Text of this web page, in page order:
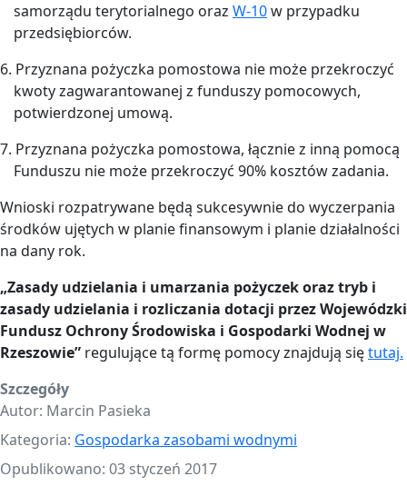
samorządu terytorialnego oraz W-10w przypadku
przedsiębiorców.
6. Przyznana pożyczka pomostowa nie może przekroczyć
kwoty zagwarantowanej z funduszy pomocowych,
potwierdzonej umową.
7. Przyznana pożyczka pomostowa, łącznie z inną pomocą
Funduszu nie może przekroczyć 90% kosztów zadania.
Wnioski rozpatrywane będą sukcesywnie do wyczerpania
środków ujętych w planie finansowym i planie działalności
na dany rok.
„Zasady udzielania i umarzania pożyczek oraz tryb i
zasady udzielania i rozliczania dotacji przez Wojewódzki
Fundusz Ochrony Środowiska i Gospodarki Wodnej w
Rzeszowie” regulujące tą formę pomocy znajdują siętutaj.
Szczegóły
Autor: Marcin Pasieka
Kategoria: Gospodarka zasobami wodnymi
Opublikowano: 03 styczeń 2017